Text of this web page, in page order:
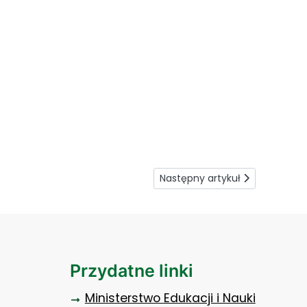
Następny artykuł: Koalicja na
Następny artykuł
Przydatne linki
Ministerstwo Edukacji i Nauki